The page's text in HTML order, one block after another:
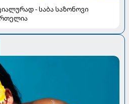
- საბა საზონოვი